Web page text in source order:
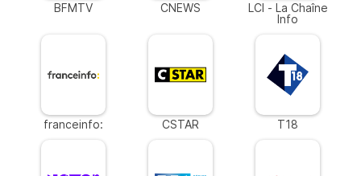
BFMTV CNEWS
LCI - La Chaîne
Info
franceinfo: CSTAR T18